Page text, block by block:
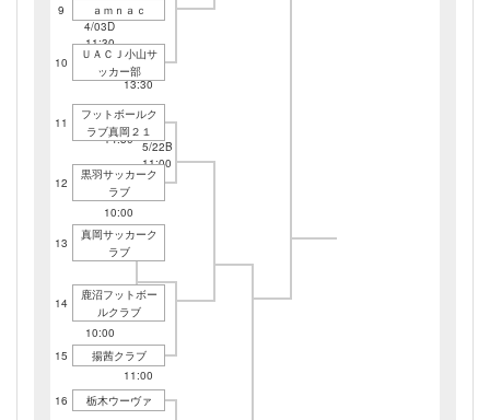
5/22B
11:00
4/17C
13:30
4/03D
11:30
9 ａｍｎａｃ
4/10E
14:30
10
ＵＡＣＪ小山サ
ッカー部
11
フットボールク
ラブ真岡２１
4/10C
10:00
12
黒羽サッカーク
ラブ
4/17D
11:00
13
真岡サッカーク
ラブ
4/03E
10:00
14
鹿沼フットボー
ルクラブ
15 揚茜クラブ
16 栃木ウーヴァ